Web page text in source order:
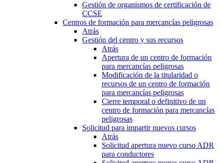
Gestión de organismos de certificación de
CCSE
Centros de formación para mercancías peligrosas
Atrás
Gestión del centro y sus recursos
Atrás
Apertura de un centro de formación
para mercancías peligrosas
Modificación de la titularidad o
recursos de un centro de formación
para mercancías peligrosas
Cierre temporal o definitivo de un
centro de formación para mercancías
peligrosas
Solicitud para impartir nuevos cursos
Atrás
Solicitud apertura nuevo curso ADR
para conductores